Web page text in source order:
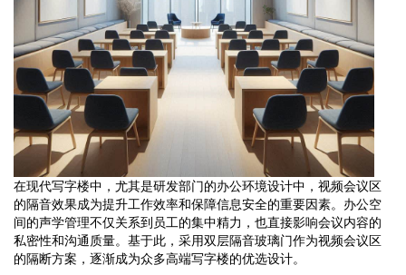
在现代写字楼中，尤其是研发部门的办公环境设计中，视频会议区
的隔音效果成为提升工作效率和保障信息安全的重要因素。办公空
间的声学管理不仅关系到员工的集中精力，也直接影响会议内容的
私密性和沟通质量。基于此，采用双层隔音玻璃门作为视频会议区
的隔断方案，逐渐成为众多高端写字楼的优选设计。